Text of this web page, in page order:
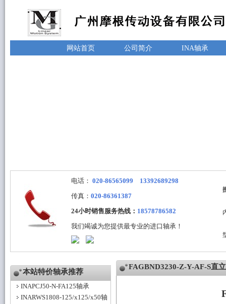
网站首页 公司简介 INA轴承
电话： 020-86565099 13392689298
传真： 020-86361387
24小时销售服务热线： 18578786582
我们竭诚为您提供最专业的进口轴承！
本站特价轴承推荐
INAPCJ50-N-FA125轴承
INARWS1808-125/x125/x50轴
FAGBND3230-Z-Y-AF-S直